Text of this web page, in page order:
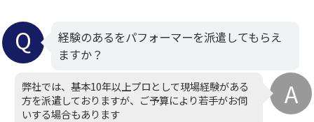
経験のあるをパフォーマーを派遣してもらえ
ますか？
弊社では、基本10年以上プロとして現場経験がある
方を派遣しておりますが、ご予算により若手がお伺
いする場合もあります